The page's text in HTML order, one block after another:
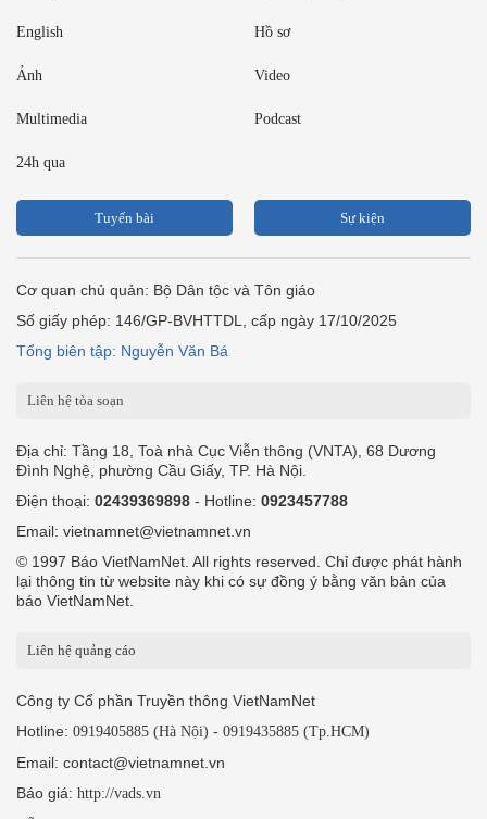
English Hồ sơ
Ảnh Video
Multimedia Podcast
24h qua
Tuyến bài Sự kiện
Cơ quan chủ quản: Bộ Dân tộc và Tôn giáo
Số giấy phép: 146/GP-BVHTTDL, cấp ngày 17/10/2025
Tổng biên tập: Nguyễn Văn Bá
Liên hệ tòa soạn
Địa chỉ: Tầng 18, Toà nhà Cục Viễn thông (VNTA), 68 Dương
Đình Nghệ, phường Cầu Giấy, TP. Hà Nội.
Điện thoại: 02439369898 - Hotline: 0923457788
Email: vietnamnet@vietnamnet.vn
© 1997 Báo VietNamNet. All rights reserved. Chỉ được phát hành
lại thông tin từ website này khi có sự đồng ý bằng văn bản của
báo VietNamNet.
Liên hệ quảng cáo
Công ty Cổ phần Truyền thông VietNamNet
Hotline: 0919405885 (Hà Nội) - 0919435885 (Tp.HCM)
Email: contact@vietnamnet.vn
Báo giá: http://vads.vn